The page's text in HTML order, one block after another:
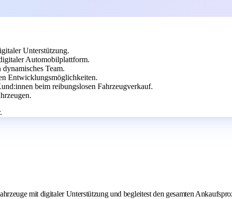
Unterstützung.
Automobilplattform.
Team.
Entwicklungsmöglichkeiten.
beim reibungslosen Fahrzeugverkauf.
mit digitaler Unterstützung und begleitest den gesamten